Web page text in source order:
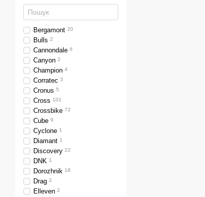
Bergamont 20
Bulls 2
Cannondale 6
Canyon 2
Champion 4
Corratec 3
Cronus 5
Cross 101
Crossbike 72
Cube 9
Cyclone 1
Diamant 1
Discovery 22
DNK 1
Dorozhnik 18
Drag 2
Elleven 2